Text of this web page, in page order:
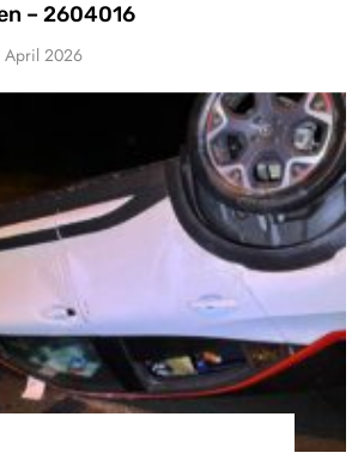
– 2604016
April 2026